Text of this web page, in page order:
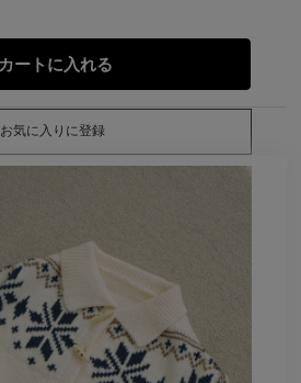
お気に入りに登録